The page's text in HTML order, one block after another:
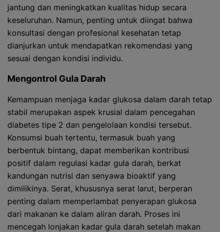
jantung dan meningkatkan kualitas hidup secara
keseluruhan. Namun, penting untuk diingat bahwa
konsultasi dengan profesional kesehatan tetap
dianjurkan untuk mendapatkan rekomendasi yang
sesuai dengan kondisi individu.
Mengontrol Gula Darah
Kemampuan menjaga kadar glukosa dalam darah tetap
stabil merupakan aspek krusial dalam pencegahan
diabetes tipe 2 dan pengelolaan kondisi tersebut.
Konsumsi buah tertentu, termasuk buah yang
berbentuk bintang, dapat memberikan kontribusi
positif dalam regulasi kadar gula darah, berkat
kandungan nutrisi dan senyawa bioaktif yang
dimilikinya. Serat, khususnya serat larut, berperan
penting dalam memperlambat penyerapan glukosa
dari makanan ke dalam aliran darah. Proses ini
mencegah lonjakan kadar gula darah setelah makan